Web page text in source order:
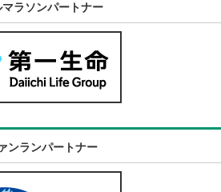
マラソンパートナー
ンランパートナー